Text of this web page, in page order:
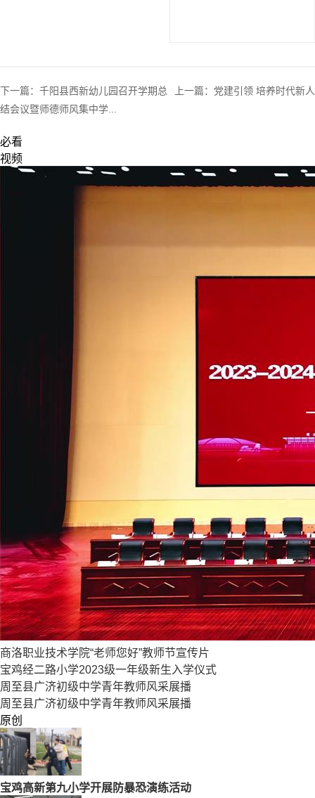
上一篇： 党建引领 培养时代新人
下一篇： 千阳县西新幼儿园召开学期总
结会议暨师德师风集中学...
必看
视频
商洛职业技术学院“老师您好”教师节宣传片
宝鸡经二路小学2023级一年级新生入学仪式
周至县广济初级中学青年教师风采展播
周至县广济初级中学青年教师风采展播
原创
宝鸡高新第九小学开展防暴恐演练活动